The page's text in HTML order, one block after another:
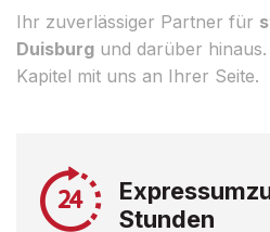
Ihr zuverlässiger Partner für
Duisburg und darüber
Kapitel mit uns an Ihrer Seite.
Stunden